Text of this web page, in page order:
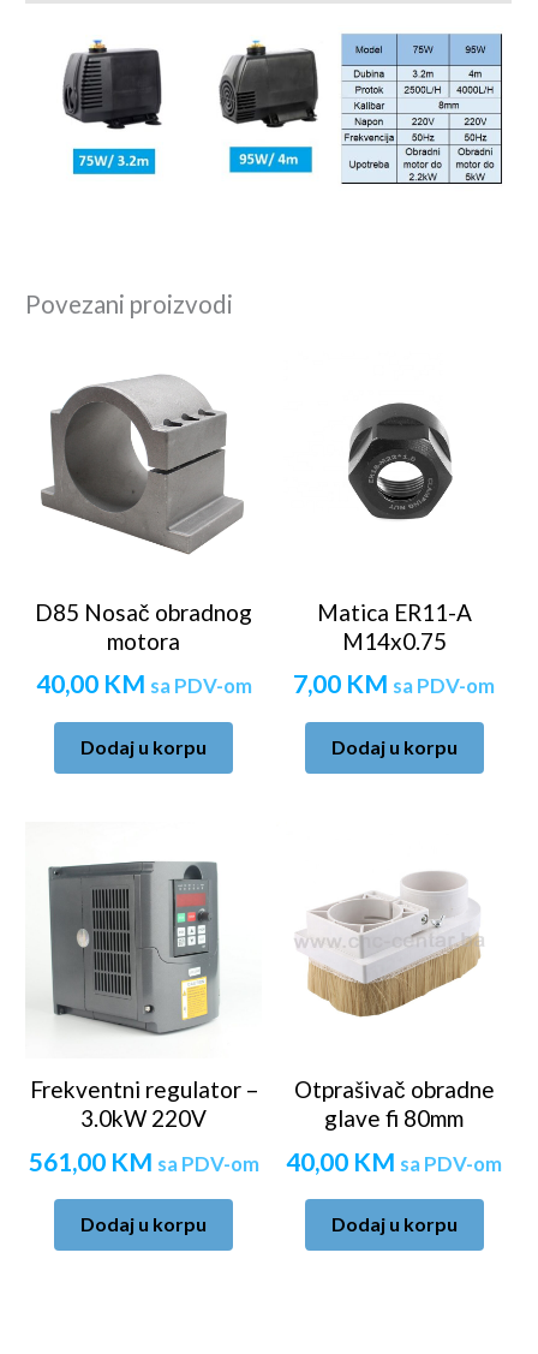
Povezani proizvodi
D85 Nosač obradnog
motora
40,00 KM sa PDV-om
Dodaj u korpu
Matica ER11-A
M14x0.75
7,00 KM sa PDV-om
Dodaj u korpu
Frekventni regulator –
3.0kW 220V
561,00 KM sa PDV-om
Dodaj u korpu
Otprašivač obradne
glave fi 80mm
40,00 KM sa PDV-om
Dodaj u korpu